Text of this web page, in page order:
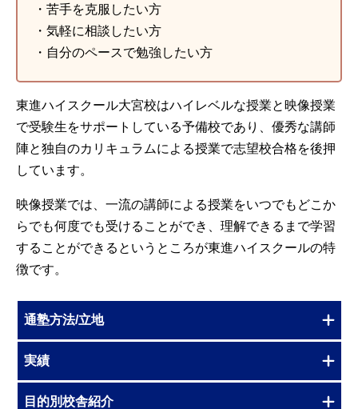
安心して通わせられます。 教室の雰囲気（ほか生徒の様子や授
業外の対応など） もちろん娘と同級生の受験生がメインで通っ
て居ますので、溶け込み、非常に真面目に授業を受けているよ
実績を確認して。周りの意見や噂を聞いて。 初めて来校した際
の面談担当者の様子・印象 大変だと言っていましたが、身には
引用元：テラコヤプラス
手 子どもが通う気になったから 初めて来校した際の面談担当
者の様子・印象 信頼に足る印象であった。
引用元：テラコヤプラス
・苦手を克服したい方
・気軽に相談したい方
・自分のペースで勉強したい方
東進ハイスクール大宮校はハイレベルな授業と映像授業
で受験生をサポートしている予備校であり、優秀な講師
陣と独自のカリキュラムによる授業で志望校合格を後押
しています。
映像授業では、一流の講師による授業をいつでもどこか
らでも何度でも受けることができ、理解できるまで学習
することができるというところが東進ハイスクールの特
徴です。
通塾方法/立地
実績
目的別校舎紹介